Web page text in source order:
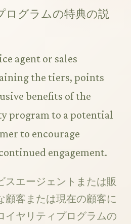
ログラムの特典の説
agent or sales
the tiers, points
benefits of the
program to a potential
to encourage
engagement.
スエージェントまたは販
顧客または現在の顧客に
イヤリティプログラムの